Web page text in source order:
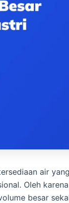
air yang
Oleh
besar